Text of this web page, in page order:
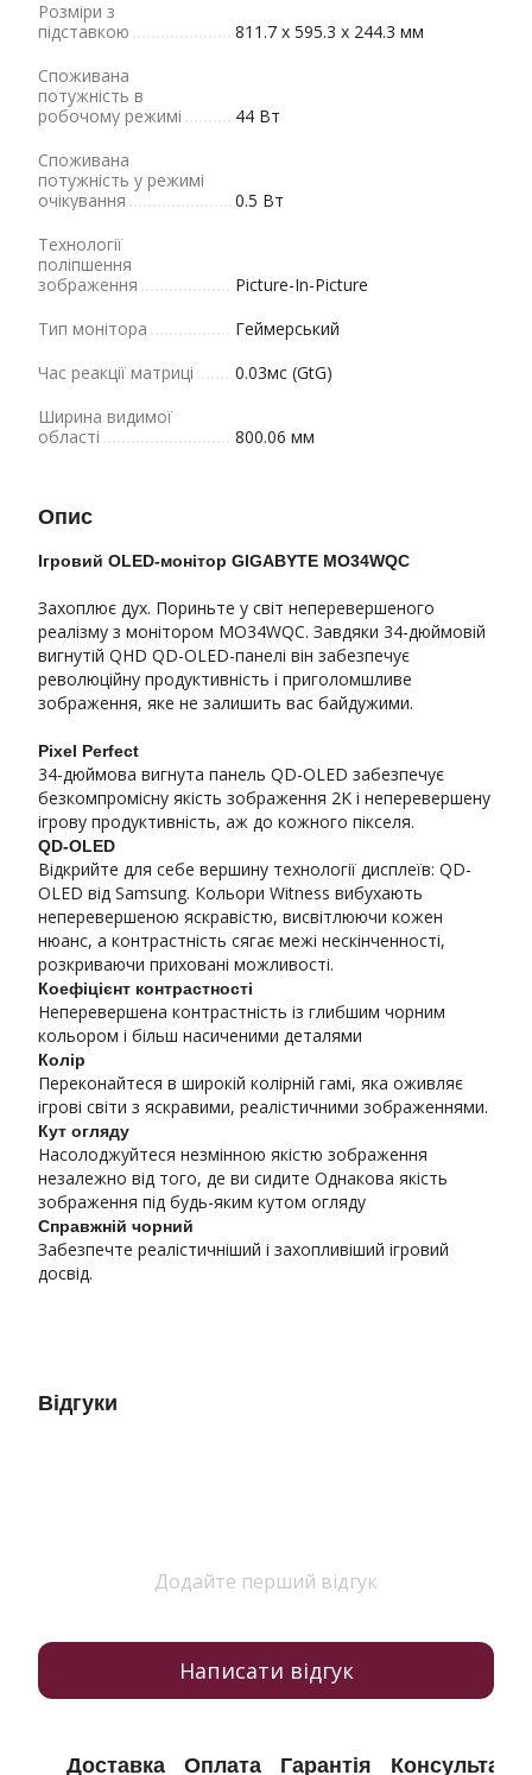
Розміри з
підставкою
811.7 x 595.3 x 244.3 мм
Споживана
потужність в
робочому режимі
44 Вт
Споживана
потужність у режимі
очікування
0.5 Вт
Технології
поліпшення
зображення
Picture-In-Picture
Тип монітора
Геймерський
Час реакції матриці
0.03мс (GtG)
Ширина видимої
області
800.06 мм
Опис
Ігровий OLED-монітор GIGABYTE MO34WQC
Захоплює дух. Пориньте у світ неперевершеного
реалізму з монітором MO34WQC. Завдяки 34-дюймовій
вигнутій QHD QD-OLED-панелі він забезпечує
революційну продуктивність і приголомшливе
зображення, яке не залишить вас байдужими.
Pixel Perfect
34-дюймова вигнута панель QD-OLED забезпечує
безкомпромісну якість зображення 2K і неперевершену
ігрову продуктивність, аж до кожного пікселя.
QD-OLED
Відкрийте для себе вершину технології дисплеїв: QD-
OLED від Samsung. Кольори Witness вибухають
неперевершеною яскравістю, висвітлюючи кожен
нюанс, а контрастність сягає межі нескінченності,
розкриваючи приховані можливості.
Коефіцієнт контрастності
Неперевершена контрастність із глибшим чорним
кольором і більш насиченими деталями
Колір
Переконайтеся в широкій колірній гамі, яка оживляє
ігрові світи з яскравими, реалістичними зображеннями.
Кут огляду
Насолоджуйтеся незмінною якістю зображення
незалежно від того, де ви сидите Однакова якість
зображення під будь-яким кутом огляду
Справжній чорний
Забезпечте реалістичніший і захопливіший ігровий
досвід.
Відгуки
Додайте перший відгук
Написати відгук
Доставка Оплата Гарантія Консультація